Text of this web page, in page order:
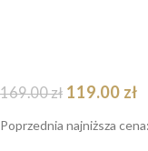
169.00zł 119.00 zł
Poprzednia najniższa cena: